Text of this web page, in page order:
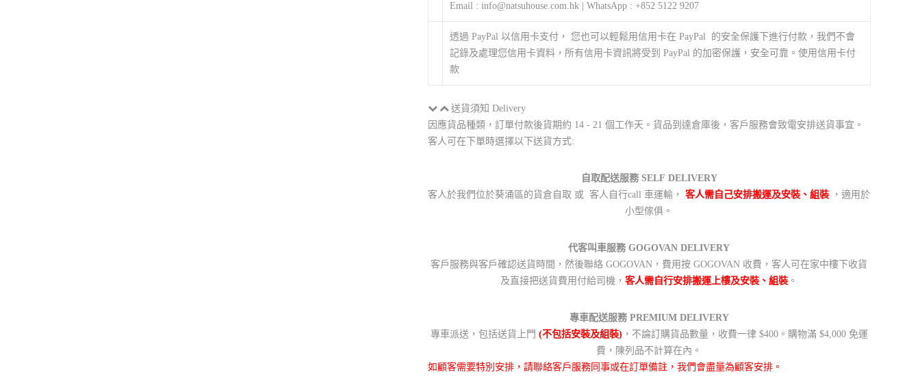
Email : info@natsuhouse.com.hk | WhatsApp : +852 5122 9207
透過 PayPal 以信用卡支付， 您也可以輕鬆用信用卡在 PayPal 的安全保護下進行付款，我們不會
記錄及處理您信用卡資料，所有信用卡資訊將受到 PayPal 的加密保護，安全可靠。使用信用卡付
款
送貨須知 Delivery
因應貨品種類，訂單付款後貨期約 14 - 21 個工作天。貨品到達倉庫後，客戶服務會致電安排送貨事宜。
客人可在下單時選擇以下送貨方式:
自取配送服務 SELF DELIVERY
客人於我們位於葵涌區的貨倉自取 或 客人自行call 車運輸，客人需自己安排搬運及安裝、組裝 ，適用於
小型傢俱。
代客叫車服務 GOGOVAN DELIVERY
客戶服務與客戶確認送貨時間，然後聯絡 GOGOVAN，費用按 GOGOVAN 收費，客人可在家中樓下收貨
及直接把送貨費用付給司機，客人需自行安排搬運上樓及安裝、組裝 。
專車配送服務 PREMIUM DELIVERY
專車派送，包括送貨上門 (不包括安裝及組裝) ，不論訂購貨品數量，收費一律 $400。購物滿 $4,000 免運
費，陳列品不計算在內。
如顧客需要特別安排，請聯絡客戶服務同事或在訂單備註，我們會盡量為顧客安排。